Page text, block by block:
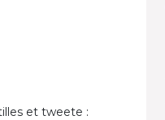
et tweete :